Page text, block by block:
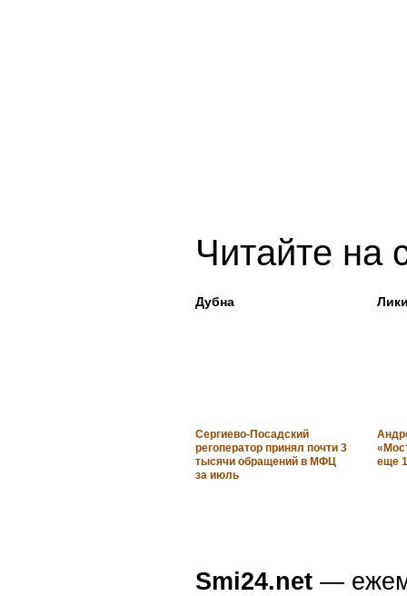
Читайте на
Дубна
Сергиево-Посадский
регоператор принял почти 3
тысячи обращений в МФЦ
за июль
еще
Smi24.net —